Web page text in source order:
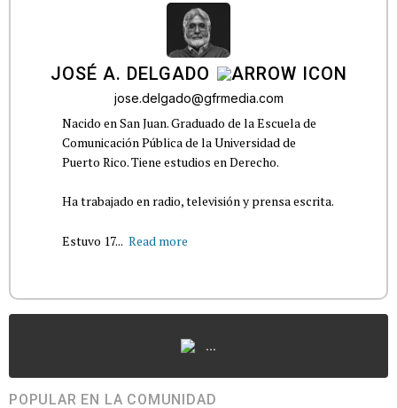
JOSÉ A. DELGADO
jose.delgado@gfrmedia.com
Nacido en San Juan. Graduado de la Escuela de
Comunicación Pública de la Universidad de
Puerto Rico. Tiene estudios en Derecho.
Ha trabajado en radio, televisión y prensa escrita.
Estuvo 17... Read more
...
POPULAR EN LA COMUNIDAD